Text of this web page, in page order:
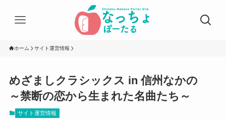
ホーム サイト運営情報
めざましクラシックス in 信州なかの
～禁断の恋から生まれた名曲たち～
サイト運営情報